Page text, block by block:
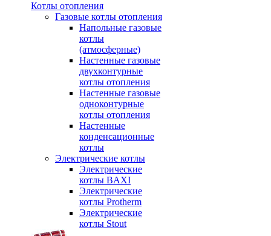
Котлы отопления
Газовые котлы отопления
Напольные газовые
котлы
(атмосферные)
Настенные газовые
двухконтурные
котлы отопления
Настенные газовые
одноконтурные
котлы отопления
Настенные
конденсационные
котлы
Электрические котлы
Электрические
котлы BAXI
Электрические
котлы Protherm
Электрические
котлы Stout